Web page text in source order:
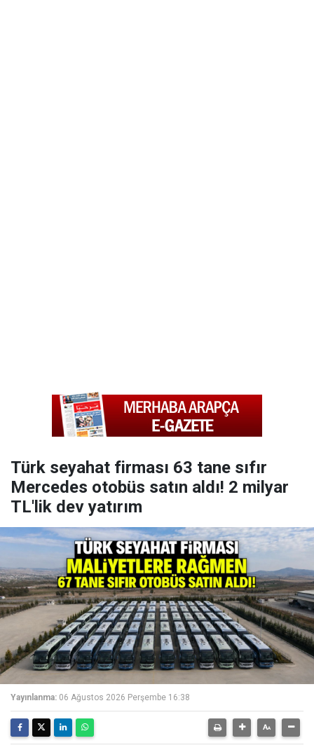
Türk seyahat firması 63 tane sıfır
Mercedes otobüs satın aldı! 2 milyar
TL'lik dev yatırım
Yayınlanma: 06 Ağustos 2026 Perşembe 16:38